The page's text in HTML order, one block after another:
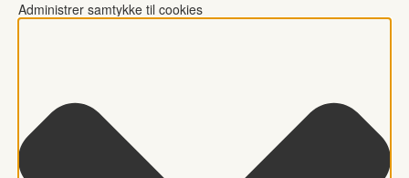
Administrer samtykke til cookies